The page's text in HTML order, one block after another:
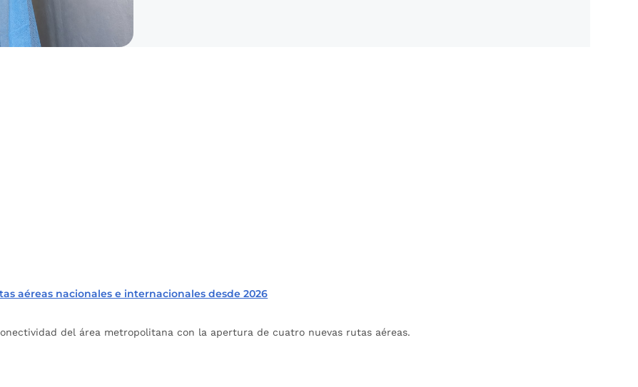
aéreas nacionales e internacionales desde 2026
del área metropolitana con la apertura de cuatro nuevas rutas aéreas.